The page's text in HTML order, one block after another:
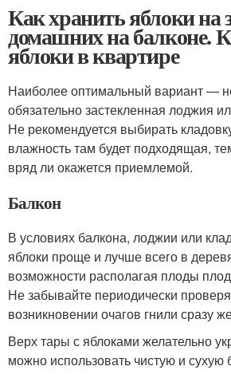
Как хранить яблоки на
домашних на балконе.
яблоки в квартире
Наиболее оптимальный вариант —
обязательно застекленная лоджия
Не рекомендуется выбирать
влажность там будет подходящая,
вряд ли окажется приемлемой.
Балкон
В условиях балкона, лоджии или
яблоки проще и лучше всего в
возможности располагая плоды
Не забывайте периодически
возникновении очагов гнили сразу
Верх тары с яблоками желательно
можно использовать чистую и сухую